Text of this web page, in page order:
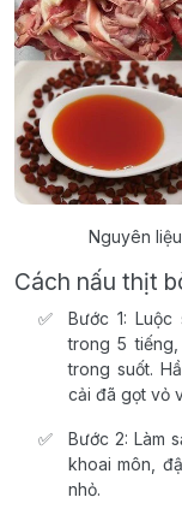
Nguyên
Cách nấu thịt
Bước 1:
trong 5
trong suốt.
cải đã gọt vỏ
Bước 2: Làm
khoai môn,
nhỏ.